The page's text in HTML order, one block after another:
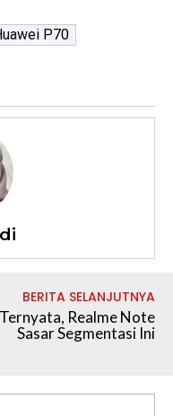
P70
BERITA SELANJUTNYA
Ternyata, Realme Note
Sasar Segmentasi Ini